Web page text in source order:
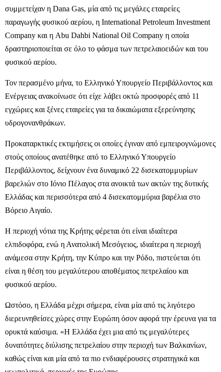
συμμετείχαν η Dana Gas, μία από τις μεγάλες εταιρείες
παραγωγής φυσικού αερίου, η International Petroleum Investment
Company και η Abu Dahbi National Oil Company η οποία
δραστηριοποιείται σε όλο το φάσμα των πετρελαιοειδών και του
φυσικού αερίου.
Τον περασμένο μήνα, το Ελληνικό Υπουργείο Περιβάλλοντος και
Ενέργειας ανακοίνωσε ότι είχε λάβει οκτώ προσφορές από 11
εγχώριες και ξένες εταιρείες για τα δικαιώματα εξερεύνησης
υδρογονανθράκων.
Προκαταρκτικές εκτιμήσεις οι οποίες έγιναν από εμπειρογνώμονες
στούς οποίους ανατέθηκε από το Ελληνικό Υπουργείο
Περιβάλλοντος, δείχνουν ένα δυναμικό 22 δισεκατομμυρίων
βαρελιών στο Ιόνιο Πέλαγος στα ανοικτά των ακτών της δυτικής
Ελλάδας και περισσότερα από 4 δισεκατομμύρια βαρέλια στο
Βόρειο Αιγαίο.
Η περιοχή νότια της Κρήτης φέρεται ότι είναι ιδιαίτερα
ελπιδοφόρα, ενώ η Ανατολική Μεσόγειος, ιδιαίτερα η περιοχή
ανάμεσα στην Κρήτη, την Κύπρο και την Ρόδο, πιστεύεται ότι
είναι η θέση του μεγαλύτερου αποθέματος πετρελαίου και
φυσικού αερίου.
Ωστόσο, η Ελλάδα μέχρι σήμερα, είναι μία από τις λιγότερο
διερευνηθείσες χώρες στην Ευρώπη όσον αφορά την έρευνα για τα
ορυκτά καύσιμα. «Η Ελλάδα έχει μια από τις μεγαλύτερες
δυνατότητες διύλισης πετρελαίου στην περιοχή των Βαλκανίων,
καθώς είναι και μία από τα πιο ενδιαφέρουσες στρατηγικά και